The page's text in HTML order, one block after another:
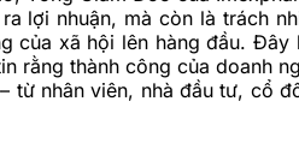
lợi nhuận, mà còn là trách
của xã hội lên hàng đầu. Đây
rằng thành công của doanh
từ nhân viên, nhà đầu tư, cổ